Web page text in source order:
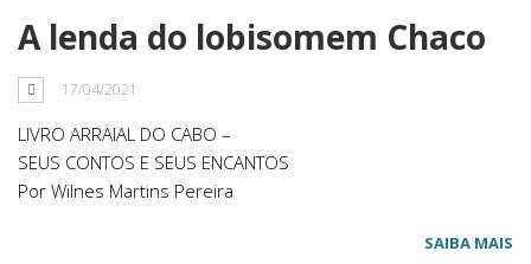
A lenda do lobisomem Chaco
17/04/2021
LIVRO ARRAIAL DO CABO –
SEUS CONTOS E SEUS ENCANTOS
Por Wilnes Martins Pereira
SAIBA MAIS